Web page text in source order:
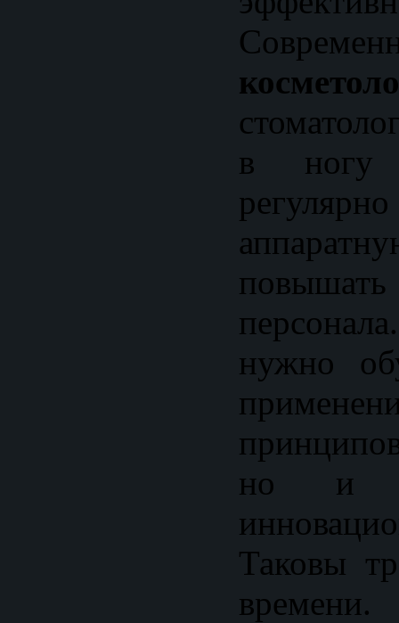
в ногу
нужно
но и
Таковы
времени.